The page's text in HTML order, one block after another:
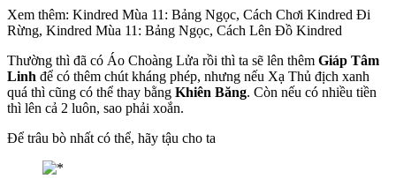
Xem thêm: Kindred Mùa 11: Bảng Ngọc, Cách Chơi Kindred Đi
Rừng, Kindred Mùa 11: Bảng Ngọc, Cách Lên Đồ Kindred
Thường thì đã có Áo Choàng Lửa rồi thì ta sẽ lên thêm Giáp Tâm
Linh để có thêm chút kháng phép, nhưng nếu Xạ Thủ địch xanh
quá thì cũng có thể thay bằng Khiên Băng. Còn nếu có nhiều tiền
thì lên cả 2 luôn, sao phải xoắn.
Để trâu bò nhất có thể, hãy tậu cho ta